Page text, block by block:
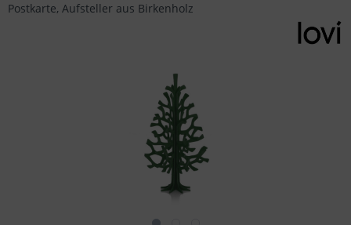
Postkarte, Aufsteller aus Birkenholz